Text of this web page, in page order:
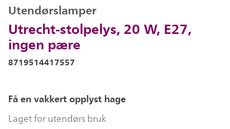
Utrecht-stolpelys, 20 W, E27,
ingen pære
Utendørslamper
8719514417557
Få en vakkert opplyst hage
Laget for utendørs bruk